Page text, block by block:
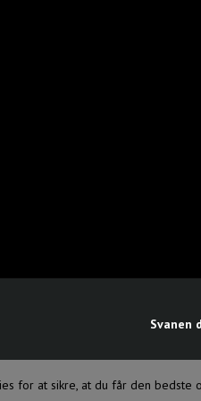
for at sikre, at du får den bedste
Svanen